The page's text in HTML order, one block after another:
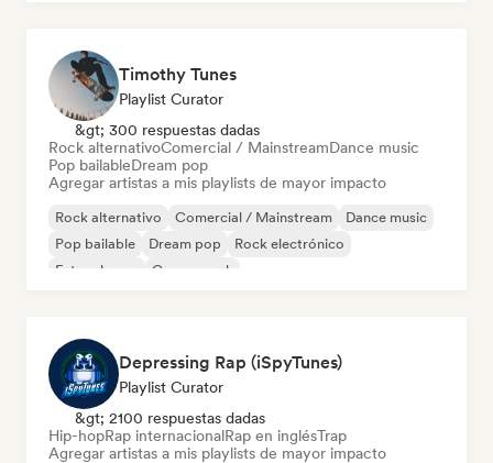
Timothy Tunes
Playlist Curator
&gt; 300 respuestas dadas
Rock alternativoComercial / MainstreamDance music
Pop bailableDream pop
Agregar artistas a mis playlists de mayor impacto
Rock alternativo Comercial / Mainstream
Dance music
Pop bailable
Dream pop
Rock electrónico
Future house
Garage rock
Depressing Rap (iSpyTunes)
Playlist Curator
&gt; 2100 respuestas dadas
Hip-hopRap internacionalRap en inglésTrap
Agregar artistas a mis playlists de mayor impacto